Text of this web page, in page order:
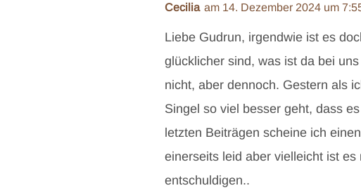
Cecilia am 14. Dezember 2024 um
Liebe Gudrun, irgendwie ist es
glücklicher sind, was ist da bei
nicht, aber dennoch. Gestern als
Singel so viel besser geht, dass
letzten Beiträgen scheine ich
einerseits leid aber vielleicht ist es
entschuldigen..